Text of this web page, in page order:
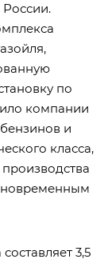
по
компании
и
класса,
3,5